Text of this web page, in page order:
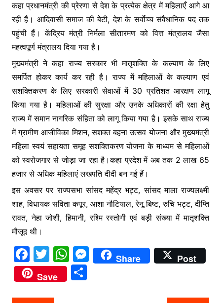
कहा प्रधानमंत्री की प्रेरणा से देश के प्रत्येक क्षेत्र में महिलाएँ आगे आ
रही हैं। आदिवासी समाज की बेटी, देश के सर्वोच्च संवैधानिक पद तक
पहुंची हैं। केंद्रिय मंत्री निर्मला सीतारमण को वित्त मंत्रालय जैसा
महत्वपूर्ण मंत्रालय दिया गया है।
मुख्यमंत्री ने कहा राज्य सरकार भी मातृशक्ति के कल्याण के लिए
समर्पित होकर कार्य कर रही है। राज्य में महिलाओं के कल्याण एवं
सशक्तिकरण के लिए सरकारी सेवाओं में 30 प्रतिशत आरक्षण लागू
किया गया है। महिलाओं की सुरक्षा और उनके अधिकारों की रक्षा हेतु
राज्य में समान नागरिक संहिता को लागू किया गया है। इसके साथ राज्य
में ग्रामीण आजीविका मिशन, सशक्त बहना उत्सव योजना और मुख्यमंत्री
महिला स्वयं सहायता समूह सशक्तिकरण योजना के माध्यम से महिलाओं
को स्वरोजगार से जोड़ा जा रहा है।कहा प्रदेश में अब तक 2 लाख 65
हजार से अधिक महिलाएं लखपति दीदी बन गई हैं।
इस अवसर पर राज्यसभा सांसद महेंद्र भट्ट, सांसद माला राज्यलक्ष्मी
शाह, विधायक सविता कपूर, आशा नौटियाल, रेनू बिष्ट, रुचि भट्ट, दीप्ति
रावत, नेहा जोशी, हिमानी, रश्मि रस्तोगी एवं बड़ी संख्या में मातृशक्ति
मौजूद थी।
F
a
c
T
w
itt
W
h
at
M
e
Share
Post
Save
S